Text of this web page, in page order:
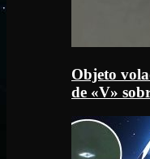
Objeto
de «V»